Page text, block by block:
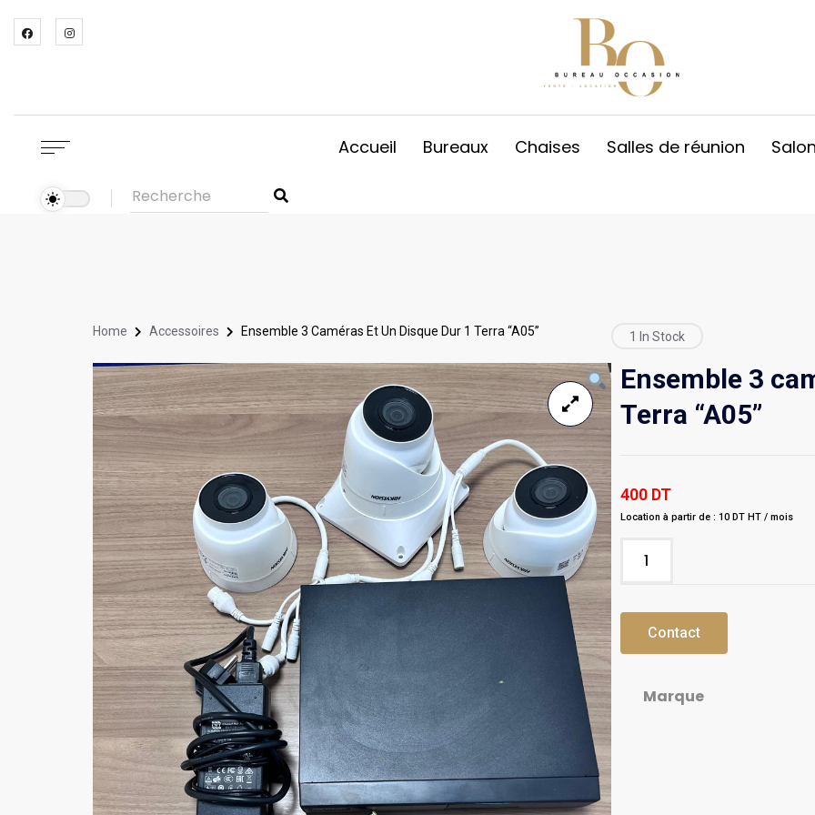
Accueil Bureaux Chaises Salles de réunion
Home Accessoires Ensemble 3 Caméras Et Un Disque Dur 1 Terra “A05” 1 In Stock
Ensemble 3
Terra “A05”
400 DT
Location à partir de : 10 DT HT / mois
Contact
Marque